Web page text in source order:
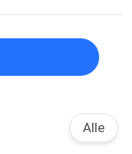
Alle